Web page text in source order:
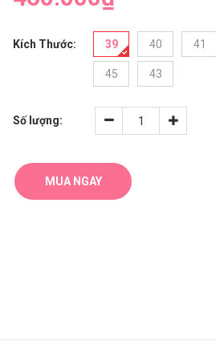
Kích Thước: 39 40 41
45 43
Số lượng:
MUA NGAY